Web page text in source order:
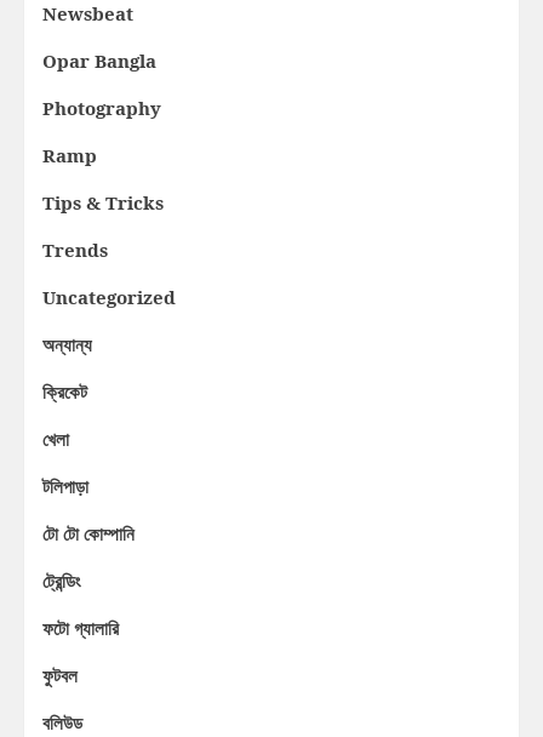
Newsbeat
Opar Bangla
Photography
Ramp
Tips & Tricks
Trends
Uncategorized
অন্যান্য
ক্রিকেট
খেলা
টলিপাড়া
টো টো কোম্পানি
ট্রেন্ডিং
ফটো গ্যালারি
ফুটবল
বলিউড